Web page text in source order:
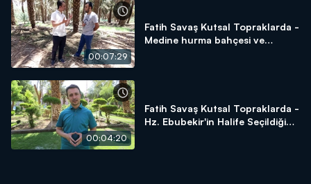
00:07:29
Fatih Savaş Kutsal Topraklarda -
Medine hurma bahçesi ve
00:04:20
Fatih Savaş Kutsal Topraklarda -
Hz. Ebubekir'in Halife Seçildiği